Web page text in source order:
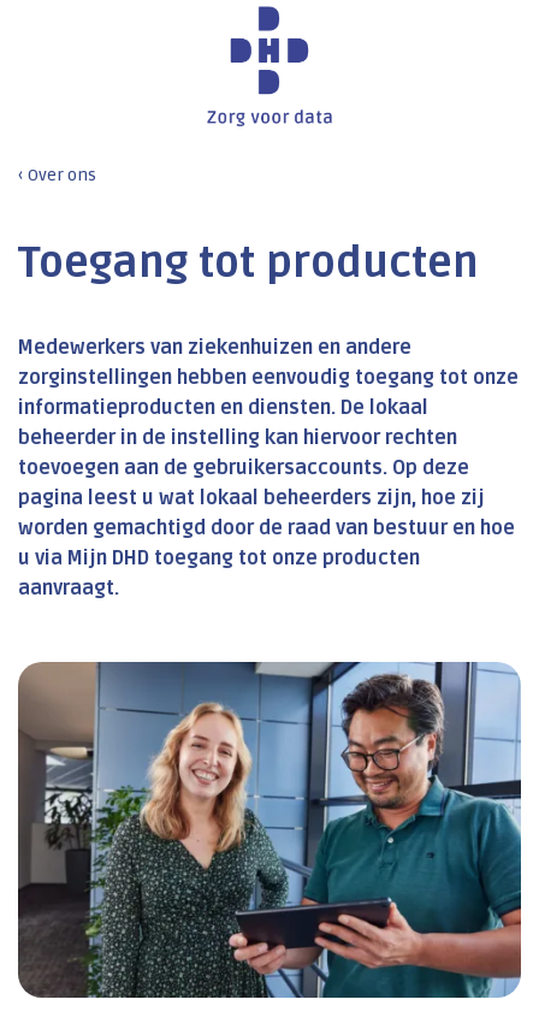
Over ons
Toegang tot producten
Medewerkers van ziekenhuizen en andere
zorginstellingen hebben eenvoudig toegang tot onze
informatieproducten en diensten. De lokaal
beheerder in de instelling kan hiervoor rechten
toevoegen aan de gebruikersaccounts. Op deze
pagina leest u wat lokaal beheerders zijn, hoe zij
worden gemachtigd door de raad van bestuur en hoe
u via Mijn DHD toegang tot onze producten
aanvraagt.